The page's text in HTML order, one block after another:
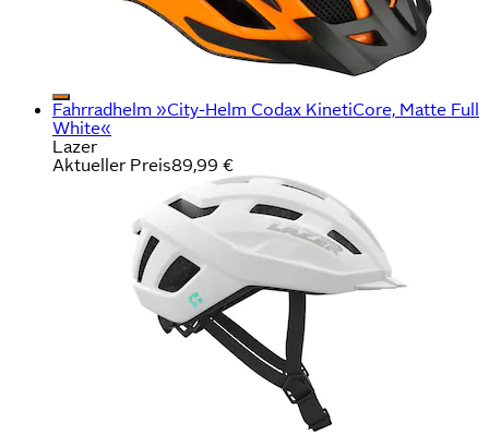
Fahrradhelm »City-Helm Codax KinetiCore, Matte Full
White«
Lazer
Aktueller Preis89,99 €